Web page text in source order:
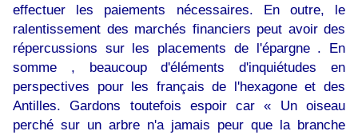
effectuer les paiements nécessaires. En outre, le
ralentissement des marchés financiers peut avoir des
répercussions sur les placements de l'épargne . En
somme , beaucoup d'éléments d'inquiétudes en
perspectives pour les français de l'hexagone et des
Antilles. Gardons toutefois espoir car « Un oiseau
perché sur un arbre n'a jamais peur que la branche